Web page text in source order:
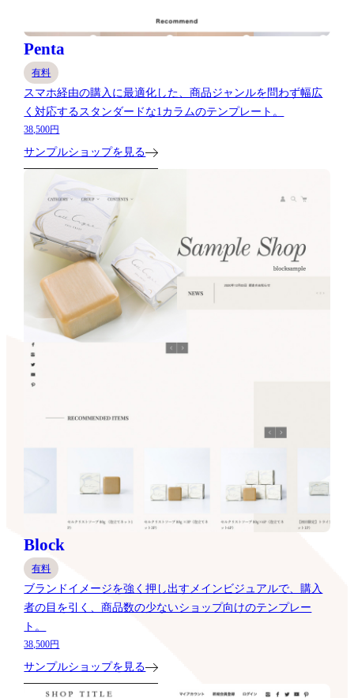
Penta
有料
スマホ経由の購入に最適化した、商品ジャンルを問わず幅広
く対応するスタンダードな1カラムのテンプレート。
38,500円
サンプルショップを見る
Block
有料
ブランドイメージを強く押し出すメインビジュアルで、購入
者の目を引く、商品数の少ないショップ向けのテンプレー
ト。
38,500円
サンプルショップを見る